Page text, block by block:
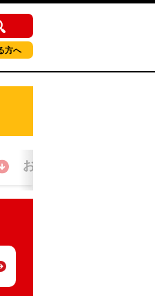
方へ
おかえり！クルー